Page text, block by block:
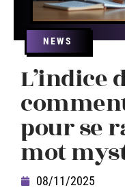
NEWS
L’indice
pour se
mot
08/11/2025